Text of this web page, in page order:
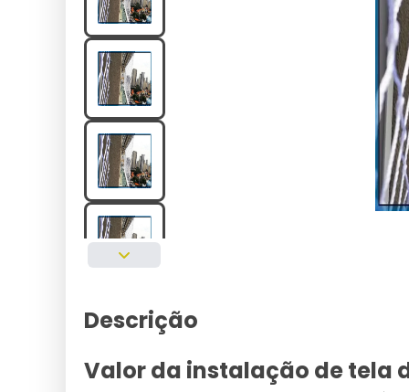
Descrição
Valor da instalação de tela